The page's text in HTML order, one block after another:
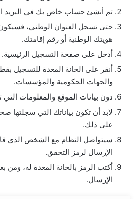
ثم أنشئ حساب خاص بك في البريد
حتى تسجل العنوان الوطني،
هويتك الوطنية أو رقم إقامتك.
أدخل على صفحة التسجيل الرئيسية.
أنقر على الخانة المعدة للتسجيل
والجهات الحكومية والمؤسسات.
دون بيانات الموقع والمعلومات التي
لابد أن تكون بياناتك التي سجلتها
على ذلك.
سيتواصل النظام مع الشخص الذي
الإرسال لرمز التحقق.
أكتب الرمز بالخانة المعدة له،
الإرسال.